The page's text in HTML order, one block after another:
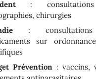
: consultations
chirurgies
: consultations
sur
Prévention : vaccins,